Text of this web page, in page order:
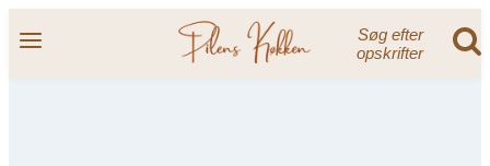
til
Søg efter
opskrifter